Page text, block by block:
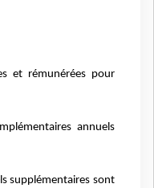
et rémunérées pour
annuels
supplémentaires sont